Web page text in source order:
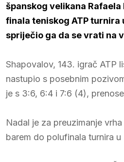
španskog velikana Rafaela
finala teniskog ATP turnira
spriječio ga da se vrati na
Shapovalov, 143. igrač ATP
nastupio s posebnim
je s 3:6, 6:4 i 7:6 (4),
Nadal je za preuzimanje
barem do polufinala turnira u